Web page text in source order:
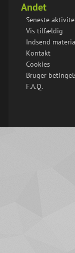
Andet
Seneste
Vis tilfældig
Indsend
Kontakt
Cookies
Bruger
F.A.Q.